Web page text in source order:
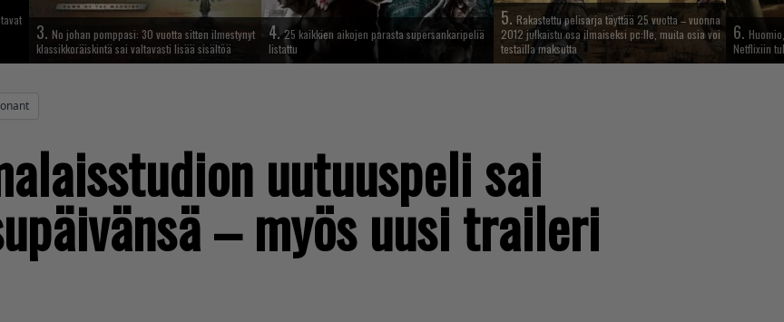
3. No johan pomppasi: 30 vuotta sitten ilmestynyt
klassikkoräiskintä sai valtavasti lisää sisältöä
4.25 kaikkien aikojen parasta supersankaripeliä
listattu
5. Rakastettu pelisarja täyttää 25 vuotta – vuonna
2012 julkaistu osa ilmaiseksi pc:lle, muita osia voi
testailla maksutta
6.
Netflixiin
uutuuspeli sai
– myös uusi traileri